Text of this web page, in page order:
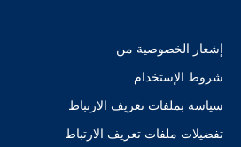
إشعار الخصوصية من
شروط الإستخدام
سياسة بملفات تعريف الارتباط
تفضيلات ملفات تعريف الارتباط